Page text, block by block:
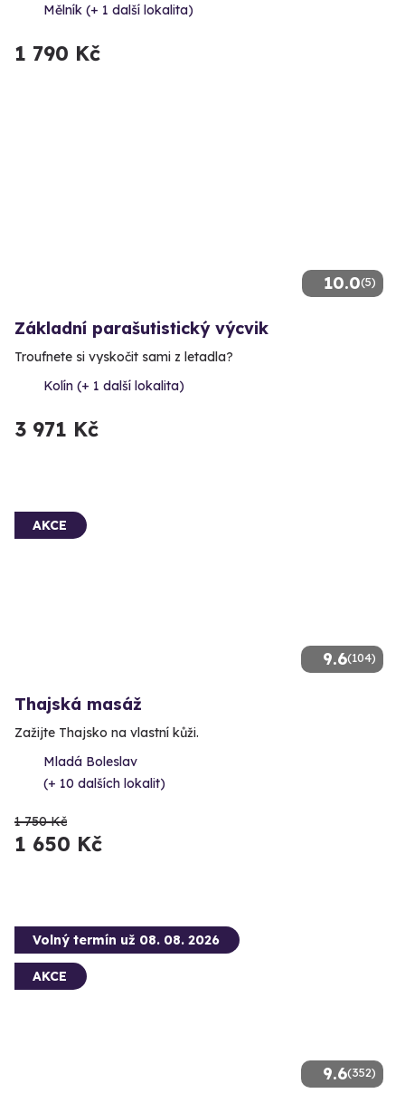
Mělník (+ 1 další lokalita)
1 790 Kč
10.0(5)
Základní parašutistický výcvik
Troufnete si vyskočit sami z letadla?
Kolín (+ 1 další lokalita)
3 971 Kč
9.6(104)
AKCE
Thajská masáž
Zažijte Thajsko na vlastní kůži.
Mladá Boleslav
(+ 10 dalších lokalit)
1 750 Kč
1 650 Kč
9.6(352)
Volný termín už 08. 08. 2026
AKCE